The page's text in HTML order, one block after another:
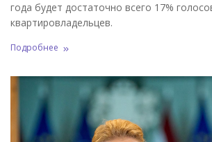
года будет достаточно всего 17%
квартировладельцев.
Подробнее